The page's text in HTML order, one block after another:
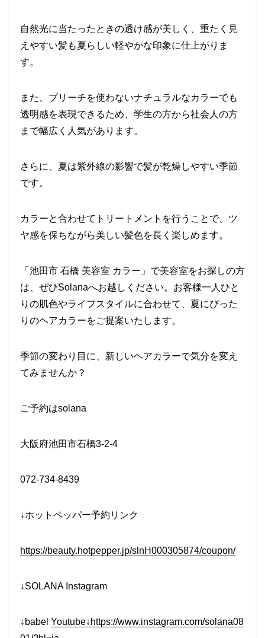
自然光に当たったときの透け感が美しく、重たく見
えやすい髪も夏らしい軽やかな印象に仕上がりま
す。
また、ブリーチを使わないナチュラルなカラーでも
透明感を表現できるため、学生の方から社会人の方
まで幅広く人気があります。
さらに、夏は紫外線の影響で髪が乾燥しやすい季節
です。
カラーと合わせてトリートメントを行うことで、ツ
ヤ感を保ちながら美しい髪色を長く楽しめます。
「池田市 石橋 美容室 カラー」で美容室をお探しの方
は、ぜひSolanaへお越しください。お客様一人ひと
りの肌色やライフスタイルに合わせて、夏にぴった
りのヘアカラーをご提案いたします。
季節の変わり目に、新しいヘアカラーで気分を変え
てみませんか？
ご予約はsolana
大阪府池田市石橋3-2-4
072-734-8439
↓ホットペッパー予約リンク
https://beauty.hotpepper.jp/slnH000305874/coupon/
↓SOLANA Instagram
↓babel Youtube↓https://www.instagram.com/solana08